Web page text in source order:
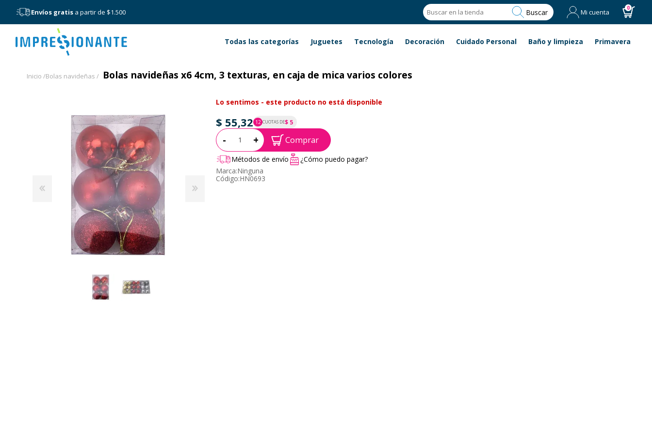
Envíos gratis a partir de $1.500 Buscar Mi cuenta 0
Menú Todas las categorías Juguetes Tecnología Decoración Cuidado Personal Baño y limpieza Primavera
Inicio /Bolas navideñas / Bolas navideñas x6 4cm, 3 texturas, en caja de mica varios colores
Lo sentimos - este producto no está disponible
$ 55,32 12 CUOTAS DE$ 5
P.T.F. $ 55
Cantidad:
- + Comprar
Métodos de envío
¿Cómo puedo pagar?
Marca:Ninguna
Código:HN0693